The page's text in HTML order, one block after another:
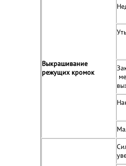
Выкрашивание
режущих кромок